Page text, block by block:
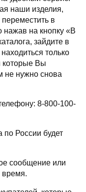
наши изделия,
в
нажав на кнопку «В
зайдите в
только
которые Вы
не нужно снова
8-800-100-
России будет
сообщение или
время.